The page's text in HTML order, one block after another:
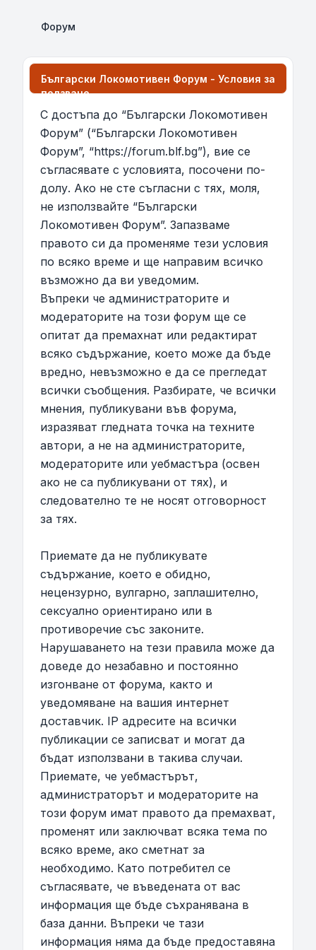
Форум
Български Локомотивен Форум - Условия за
ползване
С достъпа до “Български Локомотивен
Форум” (“Български Локомотивен
Форум”, “https://forum.blf.bg”), вие се
съгласявате с условията, посочени по-
долу. Ако не сте съгласни с тях, моля,
не използвайте “Български
Локомотивен Форум”. Запазваме
правото си да променяме тези условия
по всяко време и ще направим всичко
възможно да ви уведомим.
Въпреки че администраторите и
модераторите на този форум ще се
опитат да премахнат или редактират
всяко съдържание, което може да бъде
вредно, невъзможно е да се прегледат
всички съобщения. Разбирате, че всички
мнения, публикувани във форума,
изразяват гледната точка на техните
автори, а не на администраторите,
модераторите или уебмастъра (освен
ако не са публикувани от тях), и
следователно те не носят отговорност
за тях.
Приемате да не публикувате
съдържание, което е обидно,
нецензурно, вулгарно, заплашително,
сексуално ориентирано или в
противоречие със законите.
Нарушаването на тези правила може да
доведе до незабавно и постоянно
изгонване от форума, както и
уведомяване на вашия интернет
доставчик. IP адресите на всички
публикации се записват и могат да
бъдат използвани в такива случаи.
Приемате, че уебмастърът,
администраторът и модераторите на
този форум имат правото да премахват,
променят или заключват всяка тема по
всяко време, ако сметнат за
необходимо. Като потребител се
съгласявате, че въведената от вас
информация ще бъде съхранявана в
база данни. Въпреки че тази
информация няма да бъде предоставяна